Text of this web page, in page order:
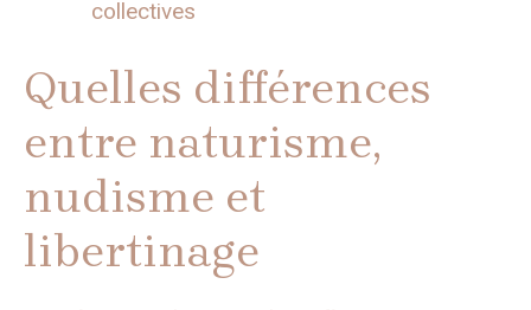
collectives
Quelles différences
entre naturisme,
nudisme et
libertinage